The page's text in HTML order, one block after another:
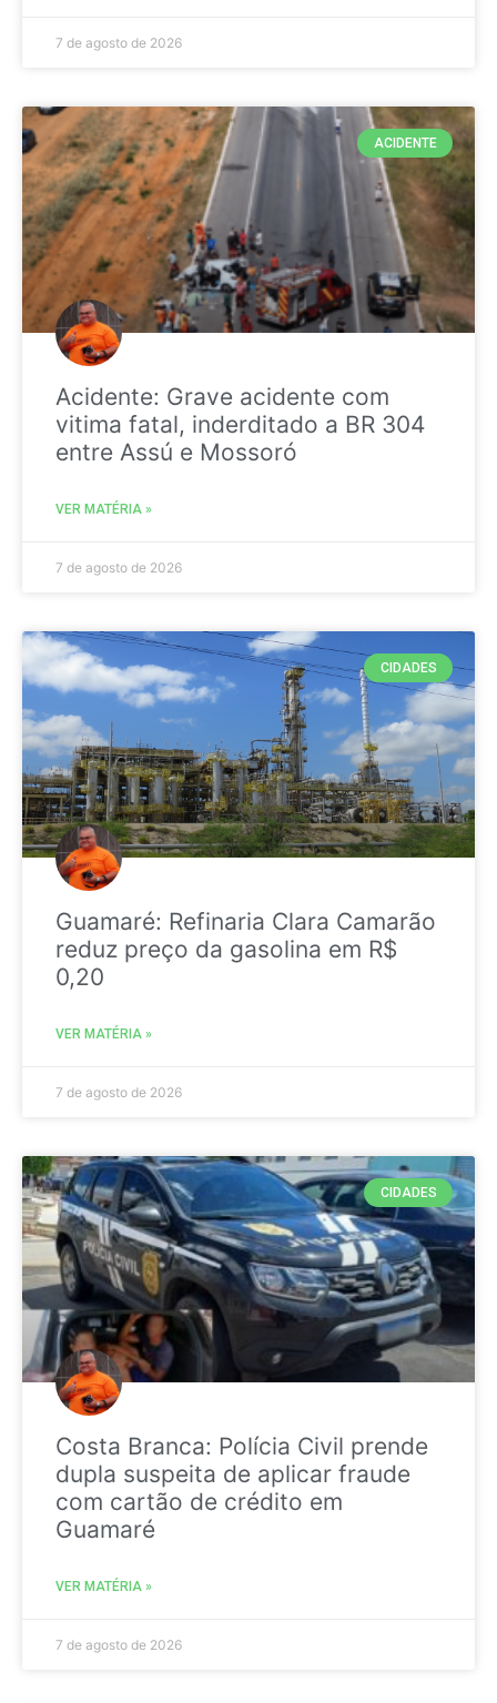
7 de agosto de 2026
ACIDENTE
Acidente: Grave acidente com
vitima fatal, inderditado a BR 304
entre Assú e Mossoró
VER MATÉRIA »
7 de agosto de 2026
CIDADES
Guamaré: Refinaria Clara Camarão
reduz preço da gasolina em R$
0,20
VER MATÉRIA »
7 de agosto de 2026
CIDADES
Costa Branca: Polícia Civil prende
dupla suspeita de aplicar fraude
com cartão de crédito em
Guamaré
VER MATÉRIA »
7 de agosto de 2026